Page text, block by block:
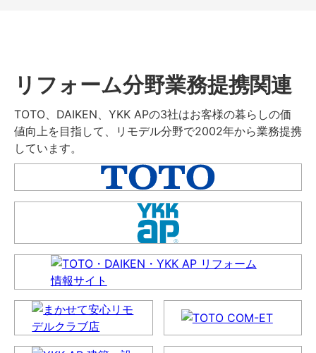
リフォーム分野業務提携関連
TOTO、DAIKEN、YKK APの3社はお客様の暮らしの価
値向上を目指して、リモデル分野で2002年から業務提携
しています。